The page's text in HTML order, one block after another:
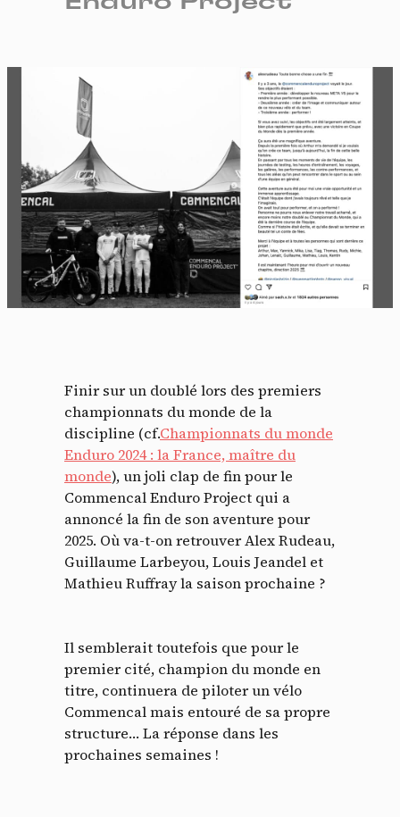
Finir sur un doublé lors des premiers
championnats du monde de la
discipline (cf.Championnats du monde
Enduro 2024 : la France, maître du
monde), un joli clap de fin pour le
Commencal Enduro Project qui a
annoncé la fin de son aventure pour
2025. Où va-t-on retrouver Alex Rudeau,
Guillaume Larbeyou, Louis Jeandel et
Mathieu Ruffray la saison prochaine ?
Il semblerait toutefois que pour le
premier cité, champion du monde en
titre, continuera de piloter un vélo
Commencal mais entouré de sa propre
structure… La réponse dans les
prochaines semaines !